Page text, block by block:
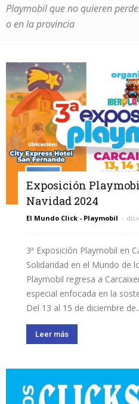
Playmobil que no quieren
o en la provincia
Exposición
Navidad 2024
El Mundo Click - Playmobil -
3ª Exposición Playmobil en
Solidaridad en el Mundo de
Playmobil regresa a
especial enfocada en la
Del 13 al 15 de diciembre
Leer más